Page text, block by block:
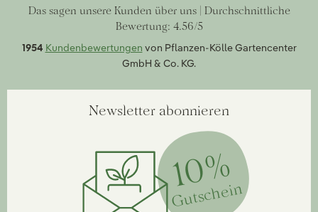
Das sagen unsere Kunden über uns | Durchschnittliche
Bewertung: 4.56/5
1954 Kundenbewertungen von Pflanzen-Kölle Gartencenter
GmbH & Co. KG.
Newsletter abonnieren
10%
Gutschein